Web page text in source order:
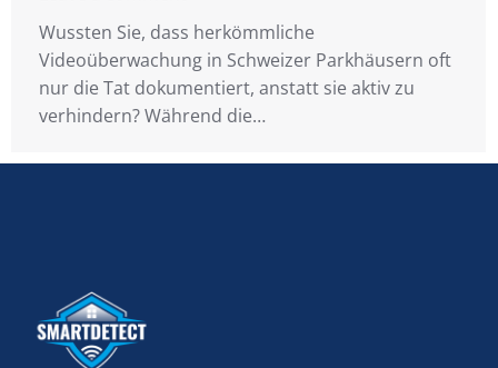
Wussten Sie, dass herkömmliche
Videoüberwachung in Schweizer Parkhäusern oft
nur die Tat dokumentiert, anstatt sie aktiv zu
verhindern? Während die…